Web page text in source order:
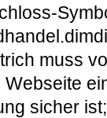
muss
Webseite
sicher